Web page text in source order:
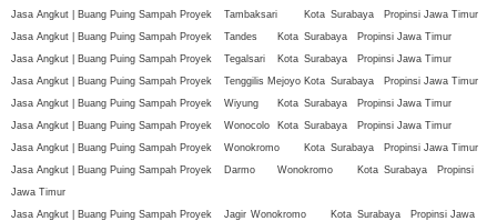
Jasa Angkut | Buang Puing Sampah Proyek
Tambaksari Kota Surabaya
Propinsi Jawa Timur
Jasa Angkut | Buang Puing Sampah Proyek
Tandes Kota Surabaya
Propinsi Jawa Timur
Jasa Angkut | Buang Puing Sampah Proyek
Tegalsari Kota Surabaya
Propinsi Jawa Timur
Jasa Angkut | Buang Puing Sampah Proyek
Tenggilis Mejoyo Kota Surabaya
Propinsi Jawa Timur
Jasa Angkut | Buang Puing Sampah Proyek
Wiyung Kota Surabaya
Propinsi Jawa Timur
Jasa Angkut | Buang Puing Sampah Proyek
Wonocolo Kota Surabaya
Propinsi Jawa Timur
Jasa Angkut | Buang Puing Sampah Proyek
Wonokromo Kota Surabaya
Propinsi Jawa Timur
Jasa Angkut | Buang Puing Sampah Proyek
Darmo Wonokromo Kota Surabaya
Propinsi
Jawa Timur
Jasa Angkut | Buang Puing Sampah Proyek
Jagir Wonokromo Kota Surabaya
Propinsi Jawa